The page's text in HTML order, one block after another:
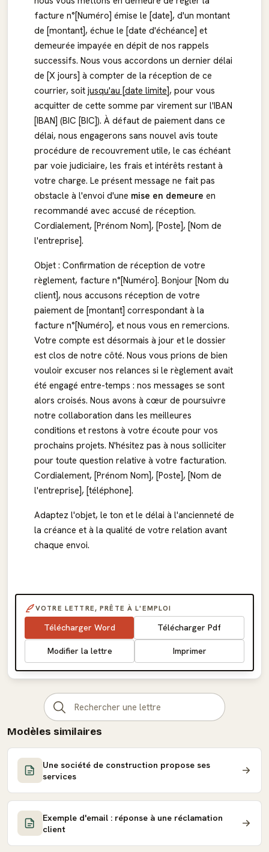
facture n°[Numéro] émise le [date], d'un montant
de [montant], échue le [date d'échéance] et
demeurée impayée en dépit de nos rappels
successifs. Nous vous accordons un dernier délai
de [X jours] à compter de la réception de ce
courrier, soit jusqu'au [date limite], pour vous
acquitter de cette somme par virement sur l'IBAN
[IBAN] (BIC [BIC]). À défaut de paiement dans ce
délai, nous engagerons sans nouvel avis toute
procédure de recouvrement utile, le cas échéant
par voie judiciaire, les frais et intérêts restant à
votre charge. Le présent message ne fait pas
obstacle à l'envoi d'une mise en demeure en
recommandé avec accusé de réception.
Cordialement, [Prénom Nom], [Poste], [Nom de
l'entreprise].
Objet : Confirmation de réception de votre
règlement, facture n°[Numéro]. Bonjour [Nom du
client], nous accusons réception de votre
paiement de [montant] correspondant à la
facture n°[Numéro], et nous vous en remercions.
Votre compte est désormais à jour et le dossier
est clos de notre côté. Nous vous prions de bien
vouloir excuser nos relances si le règlement avait
été engagé entre-temps : nos messages se sont
alors croisés. Nous avons à cœur de poursuivre
notre collaboration dans les meilleures
conditions et restons à votre écoute pour vos
prochains projets. N'hésitez pas à nous solliciter
pour toute question relative à votre facturation.
Cordialement, [Prénom Nom], [Poste], [Nom de
l'entreprise], [téléphone].
Adaptez l'objet, le ton et le délai à l'ancienneté de
la créance et à la qualité de votre relation avant
chaque envoi.
VOTRE LETTRE, PRÊTE À L'EMPLOI
Télécharger Word Télécharger Pdf
Modifier la lettre Imprimer
Modèles similaires
Une société de construction propose ses
services
Exemple d'email : réponse à une réclamation
client